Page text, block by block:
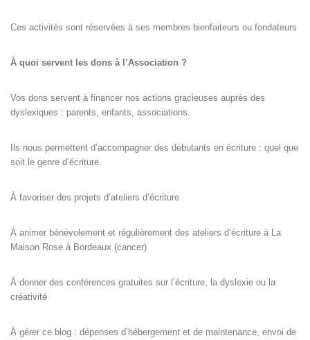
Ces activités sont réservées à ses membres bienfaiteurs ou fondateurs
À quoi servent les dons à l’Association ?
Vos dons servent à financer nos actions gracieuses auprès des
dyslexiques : parents, enfants, associations.
Ils nous permettent d’accompagner des débutants en écriture : quel que
soit le genre d’écriture.
À favoriser des projets d’ateliers d’écriture
À animer bénévolement et régulièrement des ateliers d’écriture à La
Maison Rose à Bordeaux (cancer)
À donner des conférences gratuites sur l’écriture, la dyslexie ou la
créativité
À gérer ce blog : dépenses d’hébergement et de maintenance, envoi de